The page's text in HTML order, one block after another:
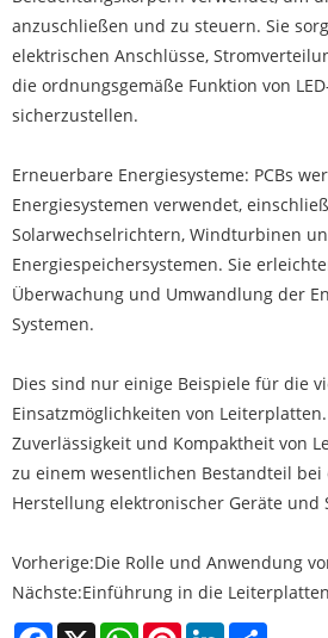
anzuschließen und zu steuern. Sie
elektrischen Anschlüsse,
die ordnungsgemäße Funktion von
sicherzustellen.
Erneuerbare Energiesysteme: PCBs
Energiesystemen verwendet,
Solarwechselrichtern, Windturbinen
Energiespeichersystemen. Sie
Überwachung und Umwandlung der
Systemen.
Dies sind nur einige Beispiele für die
Einsatzmöglichkeiten von
Zuverlässigkeit und Kompaktheit von
zu einem wesentlichen Bestandteil
Herstellung elektronischer Geräte und
Vorherige:Die Rolle und Anwendung
Nächste:Einführung in die
Facebook
X WhatsAppPinterestLinkedIn